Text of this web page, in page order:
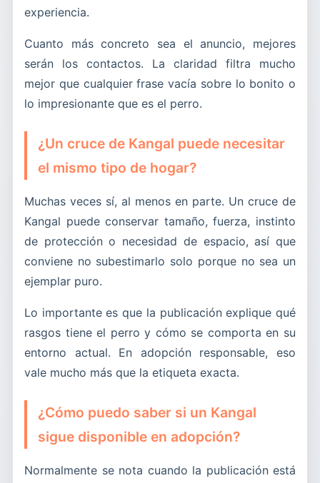
experiencia.
Cuanto más concreto sea el anuncio, mejores
serán los contactos. La claridad filtra mucho
mejor que cualquier frase vacía sobre lo bonito o
lo impresionante que es el perro.
¿Un cruce de Kangal puede necesitar
el mismo tipo de hogar?
Muchas veces sí, al menos en parte. Un cruce de
Kangal puede conservar tamaño, fuerza, instinto
de protección o necesidad de espacio, así que
conviene no subestimarlo solo porque no sea un
ejemplar puro.
Lo importante es que la publicación explique qué
rasgos tiene el perro y cómo se comporta en su
entorno actual. En adopción responsable, eso
vale mucho más que la etiqueta exacta.
¿Cómo puedo saber si un Kangal
sigue disponible en adopción?
Normalmente se nota cuando la publicación está